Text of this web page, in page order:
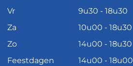
Vr
9u30 - 18u30
Za
10u00 - 18u30
Zo
14u00 - 18u30
Feestdagen
14u00 - 18u00